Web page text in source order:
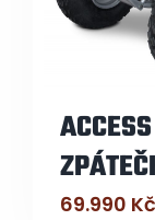
69.990 Kč